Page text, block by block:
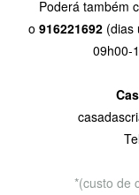
Poderá também
o 916221692 (dias
09h00-
*(custo de